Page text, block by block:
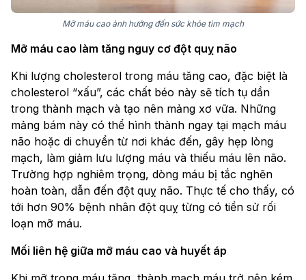
Mỡ máu cao ảnh hưởng đến sức khỏe tim mạch
Mỡ máu cao làm tăng nguy cơ đột quỵ não
Khi lượng cholesterol trong máu tăng cao, đặc biệt là
cholesterol “xấu”, các chất béo này sẽ tích tụ dần
trong thành mạch và tạo nên mảng xơ vữa. Những
mảng bám này có thể hình thành ngay tại mạch máu
não hoặc di chuyển từ nơi khác đến, gây hẹp lòng
mạch, làm giảm lưu lượng máu và thiếu máu lên não.
Trường hợp nghiêm trọng, dòng máu bị tắc nghẽn
hoàn toàn, dẫn đến đột quỵ não. Thực tế cho thấy, có
tới hơn 90% bệnh nhân đột quỵ từng có tiền sử rối
loạn mỡ máu.
Mối liên hệ giữa mỡ máu cao và huyết áp